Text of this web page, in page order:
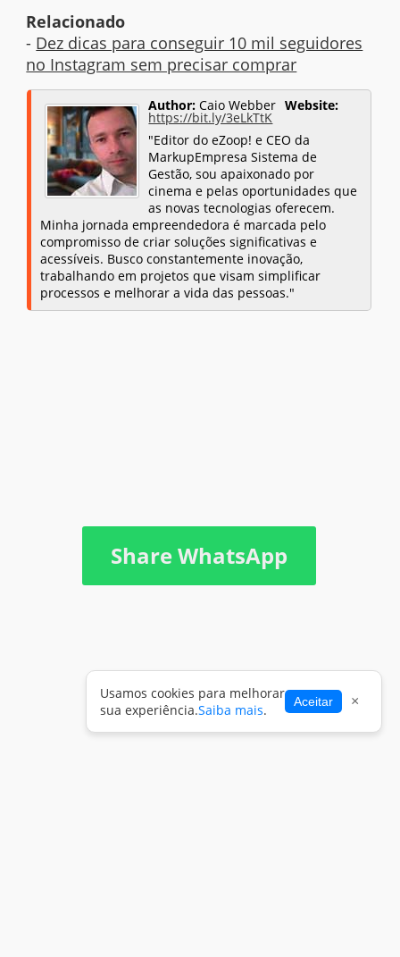
Relacionado
- Dez dicas para conseguir 10 mil seguidores
no Instagram sem precisar comprar
Author: Caio Webber Website:
https://bit.ly/3eLkTtK
"Editor do eZoop! e CEO da
MarkupEmpresa Sistema de
Gestão, sou apaixonado por
cinema e pelas oportunidades que
as novas tecnologias oferecem.
Minha jornada empreendedora é marcada pelo
compromisso de criar soluções significativas e
acessíveis. Busco constantemente inovação,
trabalhando em projetos que visam simplificar
processos e melhorar a vida das pessoas."
Share WhatsApp
Usamos cookies para melhorar
sua experiência.Saiba mais. Aceitar ×